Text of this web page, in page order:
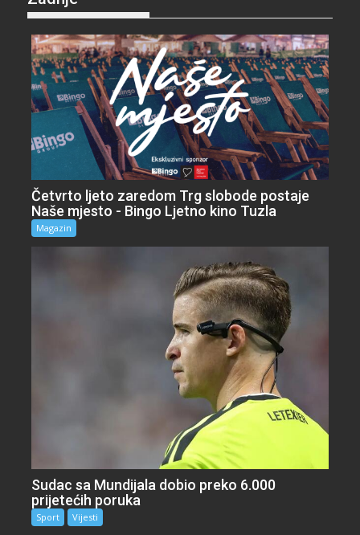
Četvrto ljeto zaredom Trg slobode postaje
Naše mjesto - Bingo Ljetno kino Tuzla
Magazin
Sudac sa Mundijala dobio preko 6.000
prijetećih poruka
Sport Vijesti